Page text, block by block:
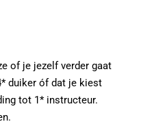
of je jezelf verder gaat
duiker óf dat je kiest
tot 1* instructeur.